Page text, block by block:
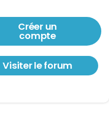
Créer un
compte
Visiter le forum